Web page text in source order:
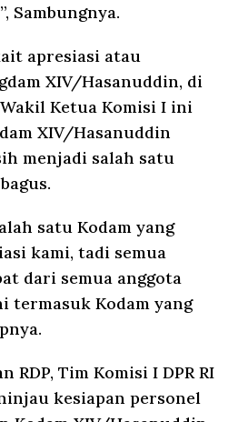
Sambungnya.
apresiasi atau
XIV/Hasanuddin, di
Ketua Komisi I ini
XIV/Hasanuddin
menjadi salah satu
satu Kodam yang
kami, tadi semua
dari semua anggota
termasuk Kodam yang
RDP, Tim Komisi I DPR RI
kesiapan personel